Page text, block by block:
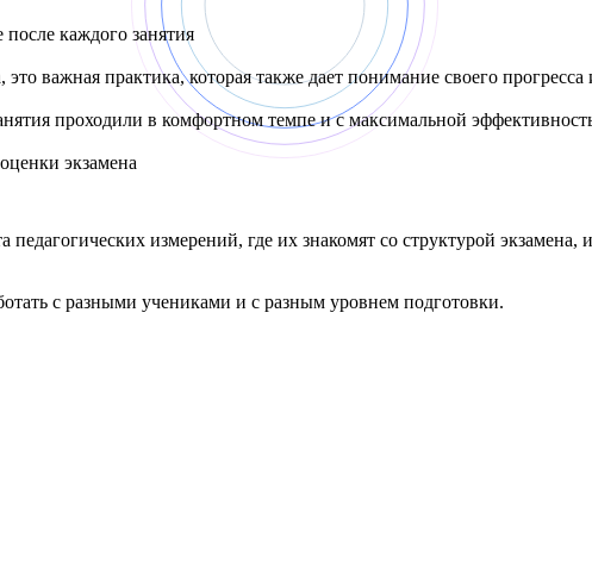
каждого занятия
важная практика, которая также дает понимание своего
проходили в комфортном темпе и с максимальной
экзамена
измерений, где их знакомят со структурой
с разными учениками и с разным уровнем подготовки.